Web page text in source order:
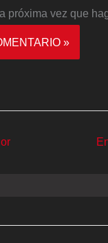
próxima vez que